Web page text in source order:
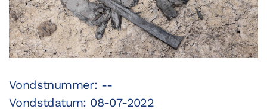
Vondstnummer: --
Vondstdatum: 08-07-2022